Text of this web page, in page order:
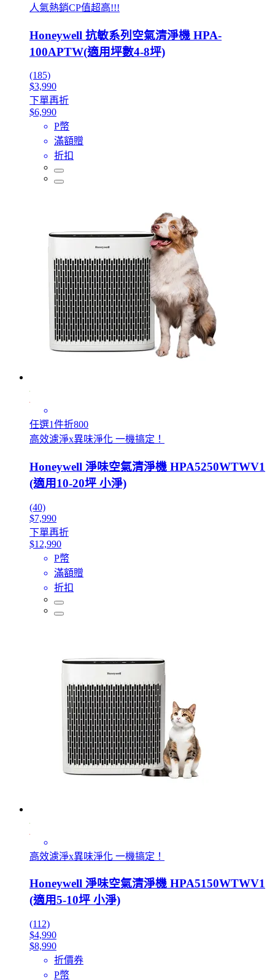
人氣熱銷CP值超高!!!
Honeywell 抗敏系列空氣清淨機 HPA-
100APTW(適用坪數4-8坪)
(185)
$3,990
下單再折
$6,990
P幣
滿額贈
折扣
任選1件折800
高效濾淨x異味淨化 一機搞定！
Honeywell 淨味空氣清淨機 HPA5250WTWV1
(適用10-20坪 小淨)
(40)
$7,990
下單再折
$12,990
P幣
滿額贈
折扣
高效濾淨x異味淨化 一機搞定！
Honeywell 淨味空氣清淨機 HPA5150WTWV1
(適用5-10坪 小淨)
(112)
$4,990
$8,990
折價券
P幣